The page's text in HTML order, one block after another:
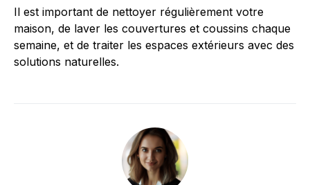
Il est important de nettoyer régulièrement votre
maison, de laver les couvertures et coussins chaque
semaine, et de traiter les espaces extérieurs avec des
solutions naturelles.